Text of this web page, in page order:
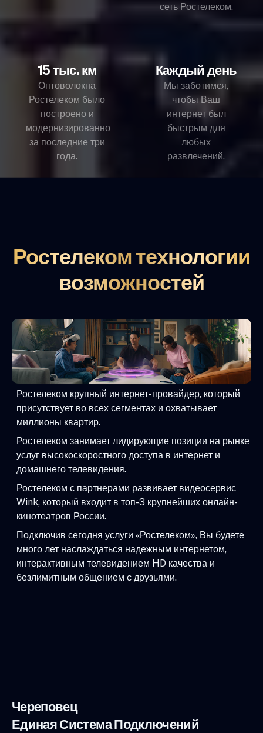
сеть Ростелеком.
15 тыс. км
Оптоволокна
Ростелеком было
построено и
модернизированно
за последние три
года.
Каждый день
Мы заботимся,
чтобы Ваш
интернет был
быстрым для
любых
развлечений.
Ростелеком технологии
возможностей
Ростелеком крупный интернет-провайдер, который
присутствует во всех сегментах и охватывает
миллионы квартир.
Ростелеком занимает лидирующие позиции на рынке
услуг высокоскоростного доступа в интернет и
домашнего телевидения.
Ростелеком с партнерами развивает видеосервис
Wink, который входит в топ-3 крупнейших онлайн-
кинотеатров России.
Подключив сегодня услуги «Ростелеком», Вы будете
много лет наслаждаться надежным интернетом,
интерактивным телевидением HD качества и
безлимитным общением с друзьями.
Череповец
Единая Система Подключений